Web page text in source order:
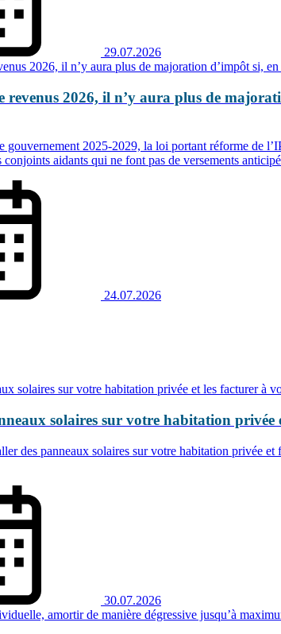
29.07.2026
revenus 2026, il n’y aura plus de
gouvernement 2025-2029, la loi portant réforme de
aidants qui ne font pas de versements
24.07.2026
solaires sur votre habitation privée
des panneaux solaires sur votre habitation privée
30.07.2026